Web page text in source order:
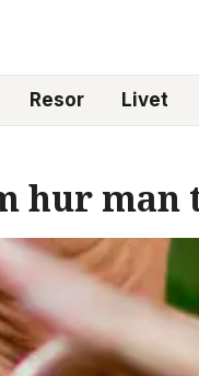
Resor Livet
hur man